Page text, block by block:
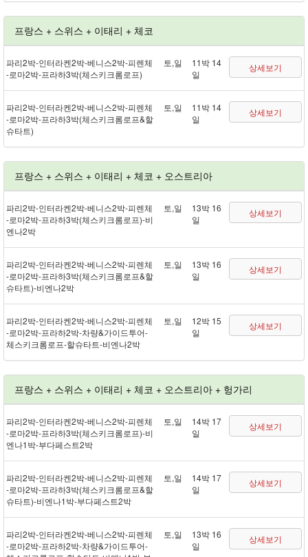
프랑스 + 스위스 + 이태리 + 체코
파리 2박 - 인터라켄 2박 - 베니스 2박 - 피렌체
- 로마 2박 - 프라하 3박(체스키크롬로프)
토,일
11박 14
일
상세보기
파리 2박 - 인터라켄 2박 - 베니스 2박 - 피렌체
- 로마 2박 - 프라하 3박(체스키크롬로프&할
슈타트)
토,일
11박 14
일
상세보기
프랑스 + 스위스 + 이태리 + 체코 + 오스트리아
파리 2박 - 인터라켄 2박 - 베니스 2박 - 피렌체
- 로마 2박 - 프라하 3박(체스키크롬로프) - 비
엔나 2박
토,일
13박 16
일
상세보기
파리 2박 - 인터라켄 2박 - 베니스 2박 - 피렌체
- 로마 2박 - 프라하 3박(체스키크롬로프&할
슈타트) - 비엔나 2박
토,일
13박 16
일
상세보기
파리 2박 - 인터라켄 2박 - 베니스 2박 - 피렌체
- 로마 2박 - 프라하 2박 - 차량&가이드투어 -
체스키크롬로프 - 할슈타트 - 비엔나 2박
토,일
12박 15
일
상세보기
프랑스 + 스위스 + 이태리 + 체코 + 오스트리아 + 헝가리
파리 2박 - 인터라켄 2박 - 베니스 2박 - 피렌체
- 로마 2박 - 프라하 3박(체스키크롬로프) - 비
엔나 1박 - 부다페스트 2박
토,일
14박 17
일
상세보기
파리 2박 - 인터라켄 2박 - 베니스 2박 - 피렌체
- 로마 2박 - 프라하 3박(체스키크롬로프&할
슈타트) - 비엔나 1박 - 부다페스트 2박
토,일
14박 17
일
상세보기
파리 2박 - 인터라켄 2박 - 베니스 2박 - 피렌체
- 로마 2박 - 프라하 2박 - 차량&가이드투어 -
토,일
13박 16
일
상세보기